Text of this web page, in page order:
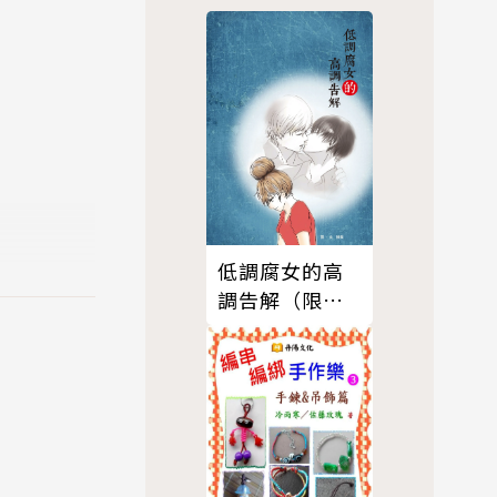
低調腐女的高
調告解（限制
級）